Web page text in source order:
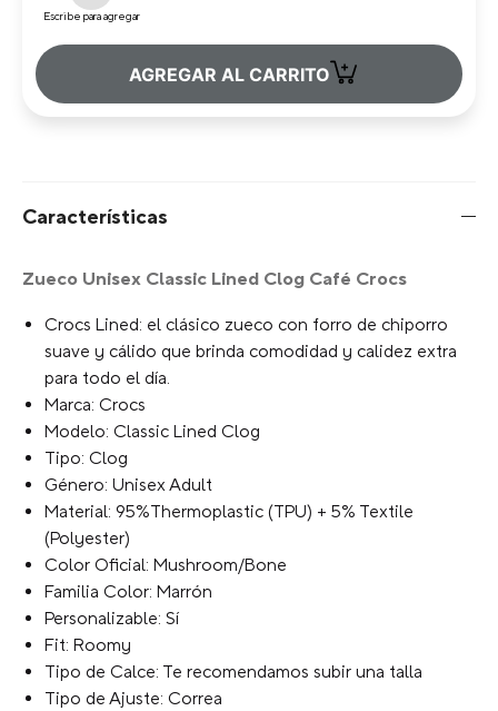
Escribe para agregar
AGREGAR AL CARRITO +
Características
Zueco Unisex Classic Lined Clog Café Crocs
Crocs Lined: el clásico zueco con forro de chiporro
suave y cálido que brinda comodidad y calidez extra
para todo el día.
Marca: Crocs
Modelo: Classic Lined Clog
Tipo: Clog
Género: Unisex Adult
Material: 95%Thermoplastic (TPU) + 5% Textile
(Polyester)
Color Oficial: Mushroom/Bone
Familia Color: Marrón
Personalizable: Sí
Fit: Roomy
Tipo de Calce: Te recomendamos subir una talla
Tipo de Ajuste: Correa